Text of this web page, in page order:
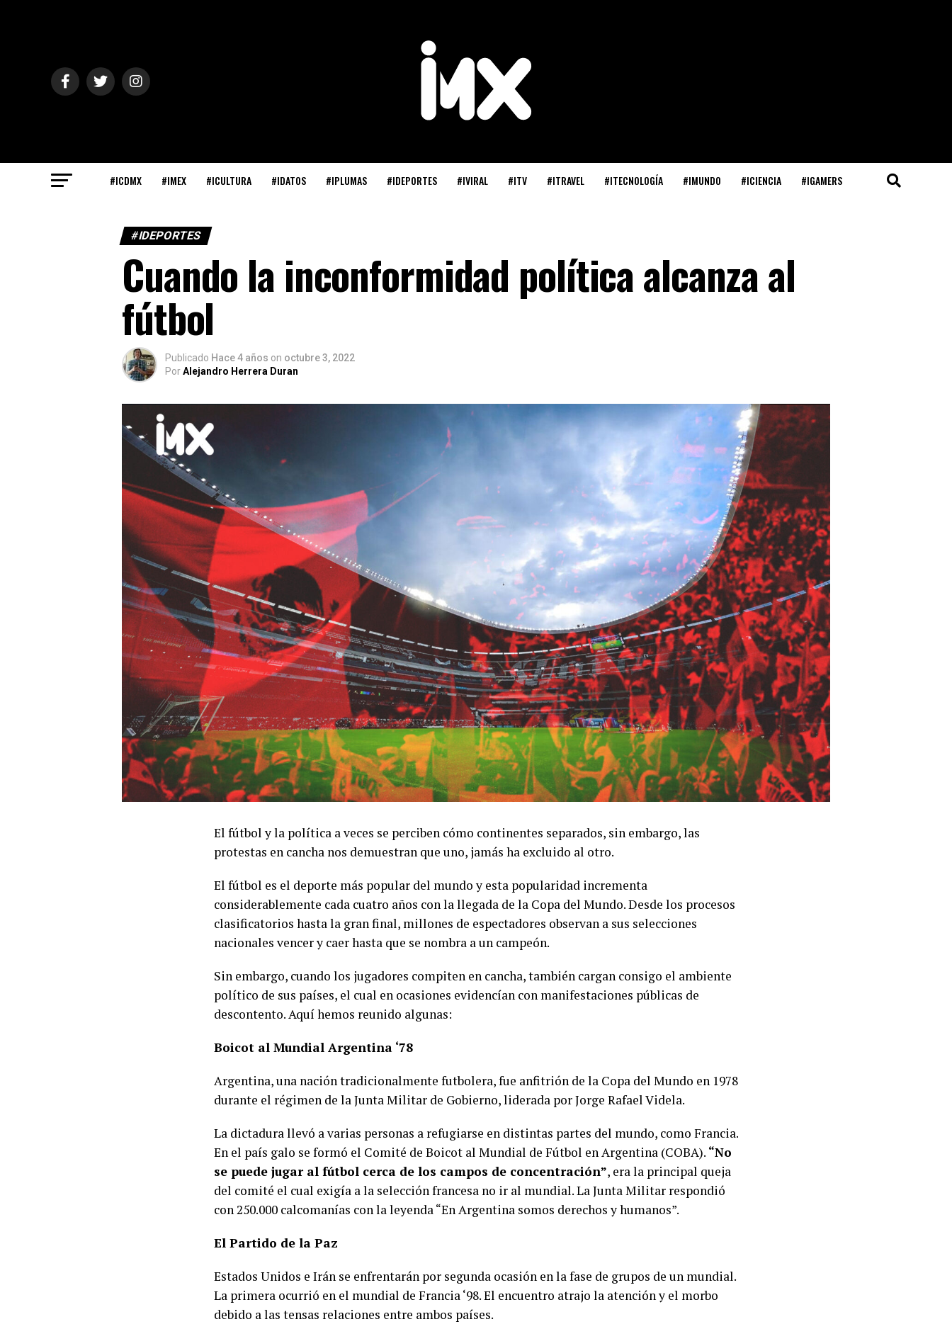
#ICDMX #IMEX #ICULTURA #IDATOS #IPLUMAS #IDEPORTES #IVIRAL #ITV #ITRAVEL #ITECNOLOGÍA #IMUNDO #ICIENCIA #IGAMERS
#IDEPORTES
Cuando la inconformidad política alcanza al
fútbol
Publicado Hace 4 años on octubre 3, 2022
PorAlejandro Herrera Duran
El fútbol y la política a veces se perciben cómo continentes separados, sin embargo, las
protestas en cancha nos demuestran que uno, jamás ha excluido al otro.
El fútbol es el deporte más popular del mundo y esta popularidad incrementa
considerablemente cada cuatro años con la llegada de la Copa del Mundo. Desde los procesos
clasificatorios hasta la gran final, millones de espectadores observan a sus selecciones
nacionales vencer y caer hasta que se nombra a un campeón.
Sin embargo, cuando los jugadores compiten en cancha, también cargan consigo el ambiente
político de sus países, el cual en ocasiones evidencían con manifestaciones públicas de
descontento. Aquí hemos reunido algunas:
Boicot al Mundial Argentina ‘78
Argentina, una nación tradicionalmente futbolera, fue anfitrión de la Copa del Mundo en 1978
durante el régimen de la Junta Militar de Gobierno, liderada por Jorge Rafael Videla.
La dictadura llevó a varias personas a refugiarse en distintas partes del mundo, como Francia.
En el país galo se formó el Comité de Boicot al Mundial de Fútbol en Argentina (COBA). “No
se puede jugar al fútbol cerca de los campos de concentración”, era la principal queja
del comité el cual exigía a la selección francesa no ir al mundial. La Junta Militar respondió
con 250.000 calcomanías con la leyenda “En Argentina somos derechos y humanos”.
El Partido de la Paz
Estados Unidos e Irán se enfrentarán por segunda ocasión en la fase de grupos de un mundial.
La primera ocurrió en el mundial de Francia ‘98. El encuentro atrajo la atención y el morbo
debido a las tensas relaciones entre ambos países.